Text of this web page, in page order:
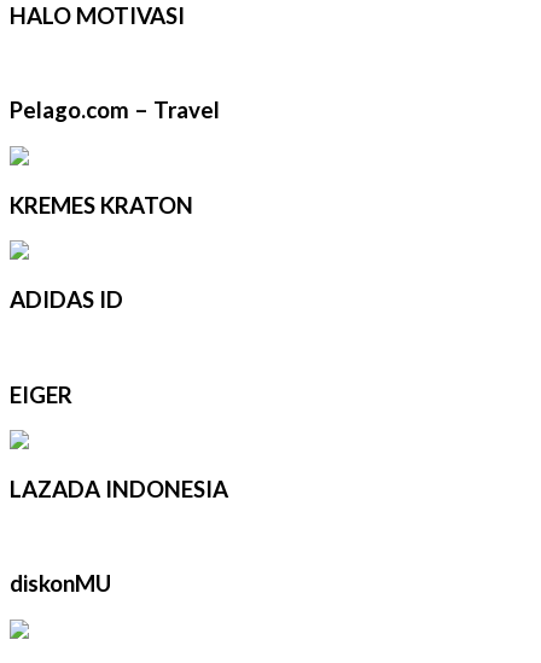
HALO MOTIVASI
Pelago.com – Travel
KREMES KRATON
ADIDAS ID
EIGER
LAZADA INDONESIA
diskonMU